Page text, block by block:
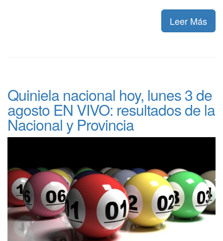
Leer Más
Quiniela nacional hoy, lunes 3 de
agosto EN VIVO: resultados de la
Nacional y Provincia